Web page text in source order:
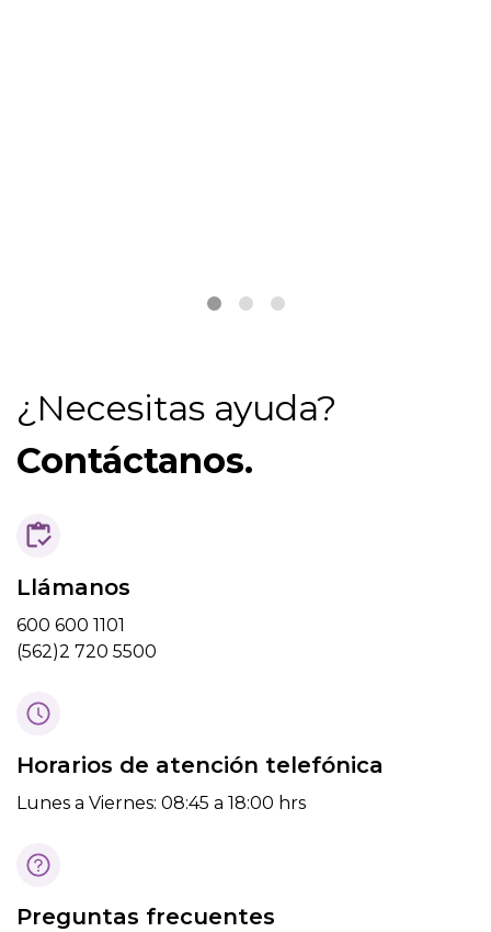
¿Necesitas ayuda?
Contáctanos.
Llámanos
600 600 1101
(562)2 720 5500
Horarios de atención telefónica
Lunes a Viernes: 08:45 a 18:00 hrs
Preguntas frecuentes